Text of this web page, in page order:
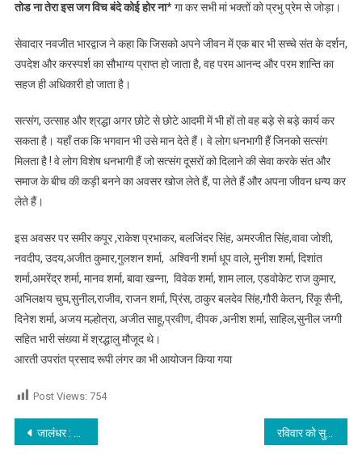
तोड ना तेरा इस जग विच बंदे कोई होर ना* गा कर सभी मां भक्तों को प्रभु प्रेम से जोड़ा।
सेवादार नवजीत भारद्वाज ने कहा कि जिसको अपने जीवन में एक बार भी सच्चे संत के दर्शन,
उपदेश और करस्पर्श का सौभाग्य प्राप्त हो जाता है, वह परम आनन्द और परम शान्ति का
सहज ही अधिकारी हो जाता है।
सत्संग, उत्साह और श्रद्धा अगर छोटे से छोटे आदमी में भी हों तो वह बड़े से बड़े कार्य कर
सकता है। यहाँ तक कि भगवान भी उसे मान देते हैं। वे लोग धनभागी हैं जिनको सत्संग
मिलता है ! वे लोग विशेष धनभागी हैं जो सत्संग दूसरों को दिलाने की सेवा करके संत और
समाज के बीच की कड़ी बनने का अवसर खोज लेते हैं, पा लेते हैं और अपना जीवन धन्य कर
लेते हैं।
इस अवसर पर समीर कपूर ,राकेश प्रभाकर, बलजिंदर सिंह, अमरजीत सिंह,वावा जोशी,
नवदीप, उदय,अजीत कुमार,गुलशन शर्मा, अश्विनी शर्मा धूप वाले, मुनीश शर्मा, दिशांत
शर्मा,अमरेंद्र शर्मा, मानव शर्मा, बावा खन्ना, विवेक शर्मा, शाम लाल, एडवोकेट राज कुमार,
अभिलक्षय चुघ,सुनील,राजीव, राजन शर्मा, प्रिंस, ठाकुर बलदेव सिंह,गौरी केतन, रिंकू सैनी,
दिनेश शर्मा, अजय मल्होत्रा, अजीत साहू,प्रवीण, दीपक ,अनीश शर्मा, साहिल,सुनील जग्गी
सहित भारी संख्या में श्रद्धालु मौजूद थे।
आरती उपरांत प्रसाद रूपी लंगर का भी आयोजन किया गया
Post Views: 754
Post navigation
जालंधर : हथियारों के बल पर लूट करने वाले दो स्नैचर चढ़े पुलिस के हत्थे, पर्स हैंडबैग सहित यह हुआ बरामद, पढ़े रविवार को सुबह 10 बजे से लेकर शाम 4 बजे तक इन इलाकों में रहेगी बिजली बंद, पढ़े